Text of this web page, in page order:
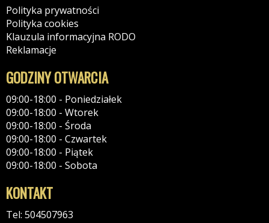
Polityka prywatności
Polityka cookies
Klauzula informacyjna RODO
Reklamacje
GODZINY OTWARCIA
09:00-18:00 - Poniedziałek
09:00-18:00 - Wtorek
09:00-18:00 - Środa
09:00-18:00 - Czwartek
09:00-18:00 - Piątek
09:00-18:00 - Sobota
KONTAKT
Tel: 504507963